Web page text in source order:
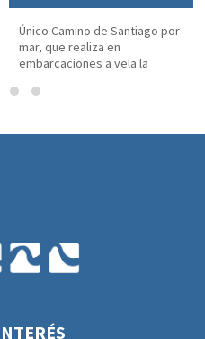
Único Camino de Santiago por
mar, que realiza en
embarcaciones a vela la
Apóstol por la Ría de Arousa